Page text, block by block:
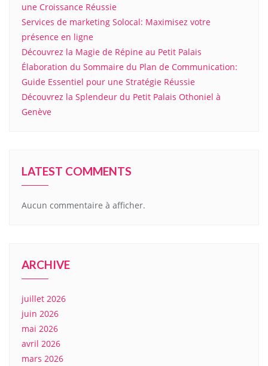
une Croissance Réussie
Services de marketing Solocal: Maximisez votre
présence en ligne
Découvrez la Magie de Répine au Petit Palais
Élaboration du Sommaire du Plan de Communication:
Guide Essentiel pour une Stratégie Réussie
Découvrez la Splendeur du Petit Palais Othoniel à
Genève
LATEST COMMENTS
Aucun commentaire à afficher.
ARCHIVE
juillet 2026
juin 2026
mai 2026
avril 2026
mars 2026